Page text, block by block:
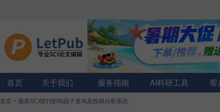
首页 关于我们 服务指南 AI科研工具 客
首页 > 最新SCI期刊影响因子查询及投稿分析系统